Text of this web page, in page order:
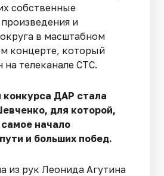
собственные
и
в масштабном
концерте, который
на телеканале СТС.
ДАР стала
для которой,
начало
и больших побед.
из рук Леонида Агутина